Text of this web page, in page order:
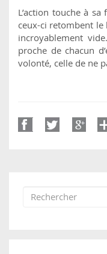
L’action touche à
ceux-ci retombent
incroyablement
proche de chacun
volonté, celle de ne
Formulaire